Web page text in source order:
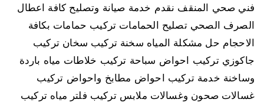
فني صحي المنقف نقدم خدمة صيانة وتصليح كافة اعطال
الصرف الصحي تصليح الحمامات تركيب حمامات بكافة
الاحجام حل مشكلة المياه سخنة تركيب سخان تركيب
جاكوزي تركيب احواض سباحة تركيب خلاطات مياه باردة
وساخنة خدمة تركيب احواض مطابخ واحواض تركيب
غسالات صحون وغسالات ملابس تركيب فلتر مياه تركيب